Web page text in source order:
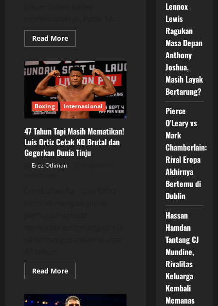
Read MoreRead
more
Fisher
Resmi
Tinggalkan
Matchroom,
Pilih
Bergabung
dengan
Zuffa
Boxing
Boxing Internasional
47 Tahun Tapi Masih Mematikan!
Luis Ortiz Cetak KO Brutal dan
Gegerkan Dunia Tinju
Erez Othman
Read MoreRead
more
Tahun
Lennox
Lewis
Ragukan
Masa Depan
Anthony
Joshua,
Masih Layak
Bertarung?
Pierce
O’Leary vs
Mark
Chamberlain:
Rival Eropa
Akhirnya
Bertemu di
Dublin
Hassan
Hamdan
Tantang CJ
Mundine,
Rivalitas
Keluarga
Kembali
Memanas